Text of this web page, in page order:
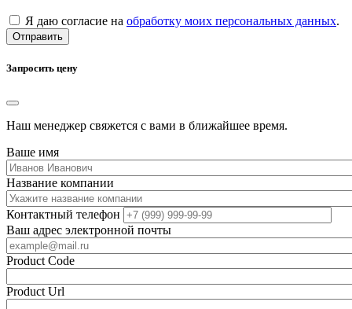
Я даю согласие на обработку моих персональных данных.
Отправить
Запросить цену
Наш менеджер свяжется с вами в ближайшее время.
Ваше имя
Название компании
Контактный телефон
Ваш адрес электронной почты
Product Code
Product Url